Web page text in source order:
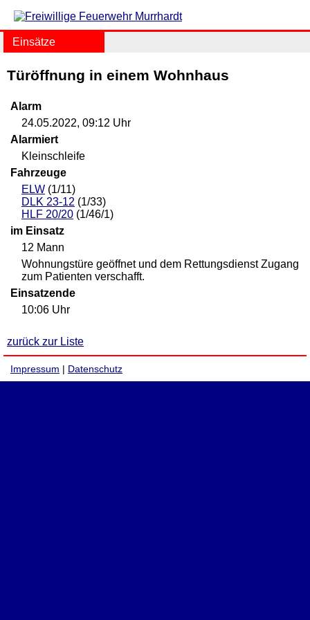
Einsätze
Türöffnung in einem Wohnhaus
Alarm
24.05.2022, 09:12 Uhr
Alarmiert
Kleinschleife
Fahrzeuge
ELW (1/11)
DLK 23-12 (1/33)
HLF 20/20 (1/46/1)
im Einsatz
12 Mann
Wohnungstüre geöffnet und dem Rettungsdienst Zugang
zum Patienten verschafft.
Einsatzende
10:06 Uhr
zurück zur Liste
Impressum | Datenschutz